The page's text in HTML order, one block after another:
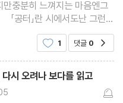
만충분히 느껴지는 마음엔그
공터」란 시에서도난 그런
다.⠀⠀⠀⠀⠀⠀⠀⠀⠀늘 깨끗했던
기가 쌓이기 시작했다는 사
1 댓글 0
시 오려나 보다를 읽고